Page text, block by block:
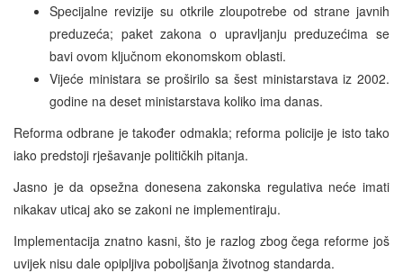
Specijalne revizije su otkrile zloupotrebe od strane javnih
preduzeća; paket zakona o upravljanju preduzećima se
bavi ovom ključnom ekonomskom oblasti.
Vijeće ministara se proširilo sa šest ministarstava iz 2002.
godine na deset ministarstava koliko ima danas.
Reforma odbrane je također odmakla; reforma policije je isto tako
iako predstoji rješavanje političkih pitanja.
Jasno je da opsežna donesena zakonska regulativa neće imati
nikakav uticaj ako se zakoni ne implementiraju.
Implementacija znatno kasni, što je razlog zbog čega reforme još
uvijek nisu dale opipljiva poboljšanja životnog standarda.